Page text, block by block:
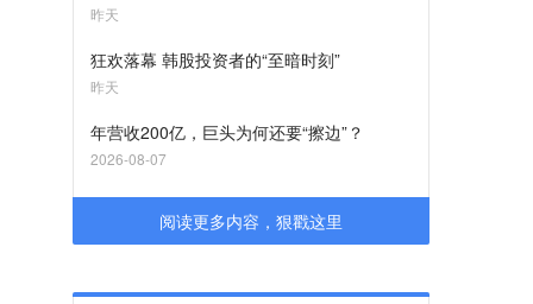
昨天
狂欢落幕 韩股投资者的“至暗时刻”
昨天
年营收200亿，巨头为何还要“擦边”？
2026-08-07
阅读更多内容，狠戳这里